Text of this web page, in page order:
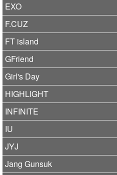
EXO
F.CUZ
FT island
GFriend
Girl's Day
HIGHLIGHT
INFINITE
IU
JYJ
Jang Gunsuk